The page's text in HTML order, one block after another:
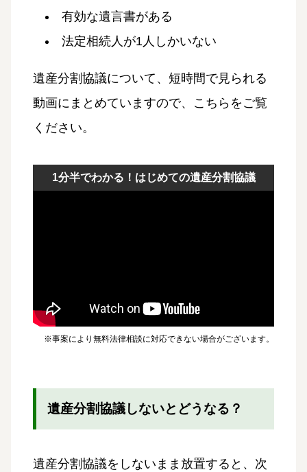
有効な遺言書がある
法定相続人が1人しかいない
遺産分割協議について、短時間で見られる
動画にまとめていますので、こちらをご覧
ください。
1分半でわかる！はじめての遺産分割協議
※事案により無料法律相談に対応できない場合がございます。
遺産分割協議しないとどうなる？
遺産分割協議をしないまま放置すると、次